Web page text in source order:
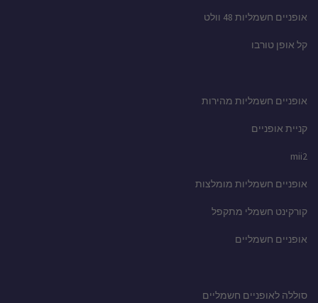
אופניים חשמליות 48 וולט
קל אופן טורבו
אופניים חשמליות מהירות
קניית אופניים
mii2
אופניים חשמליות מומלצות
קורקינט חשמלי מתקפל
אופניים חשמליים
סוללה לאופניים חשמליים